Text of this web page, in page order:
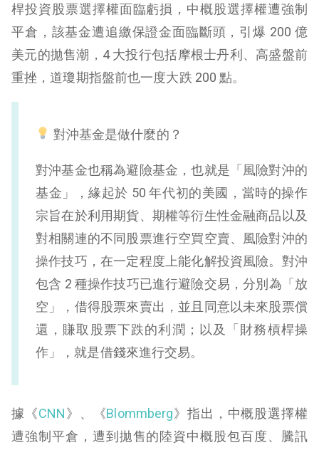
桿投資股票選擇權面臨虧損，中概股選擇權遭強制
平倉，該基金遭追繳保證金面臨斷頭，引爆 200 億
美元的拋售潮，4 大投行包括摩根士丹利、高盛盤前
重挫，道瓊期指盤前也一度大跌 200 點。
對沖基金是做什麼的？
對沖基金也稱為避險基金，也就是「風險對沖的
基金」，緣起於 50 年代初的美國，當時的操作
宗旨在於利用期貨、期權等衍生性金融商品以及
對相關連的不同股票進行空買空賣、風險對沖的
操作技巧，在一定程度上能化解投資風險。對沖
包含 2 種操作技巧已進行避險交易，分別為「放
空」，借得股票來賣出，並且同意以未來股票償
還，賺取股票下跌的利潤；以及「財務槓桿操
作」，就是借錢來進行交易。
據《CNN》、《Blommberg》指出，中概股選擇權
遭強制平倉，遭到拋售的陸資中概股包百度、騰訊